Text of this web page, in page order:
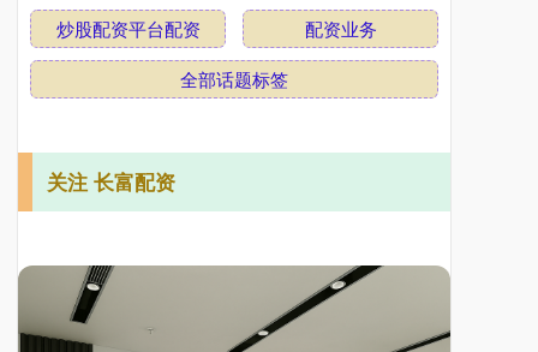
炒股配资平台配资
配资业务
全部话题标签
关注 长富配资